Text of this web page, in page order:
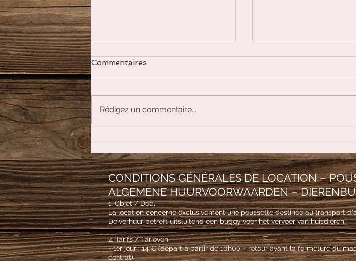
Commentaires
Rédigez un commentaire...
CONDITIONS GÉNÉRALES DE LOCATION –
ALGEMENE HUURVOORWAARDEN –
1. Objet / Doel
La location concerne exclusivement une poussette destinée au transport
De verhuur betreft uitsluitend een buggy voor het vervoer van huisdieren.
2. Tarifs / Tarieven
- 1er jour : 14 € (départ à partir de 10h00 – retour avant la fermeture du
contrat).